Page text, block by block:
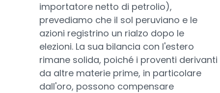
importatore netto di petrolio),
prevediamo che il sol peruviano e le
azioni registrino un rialzo dopo le
elezioni. La sua bilancia con l'estero
rimane solida, poiché i proventi derivanti
da altre materie prime, in particolare
dall'oro, possono compensare